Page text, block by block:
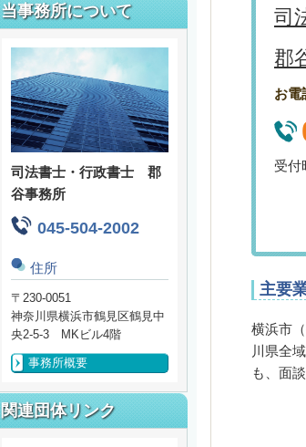
司
郡
お電
受付
主要
横浜市
川県全
も、面
当事務所について
司法書士・行政書士 郡
谷事務所
045-504-2002
住所
〒230-0051
神奈川県横浜市鶴見区鶴見中
央2-5-3 MKビル4階
事務所概要
関連団体リンク